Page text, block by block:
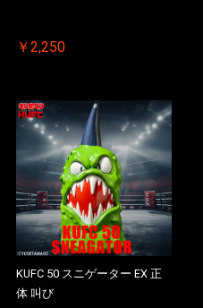
￥2,250
KUFC 50 スニゲーター EX 正
体 叫び